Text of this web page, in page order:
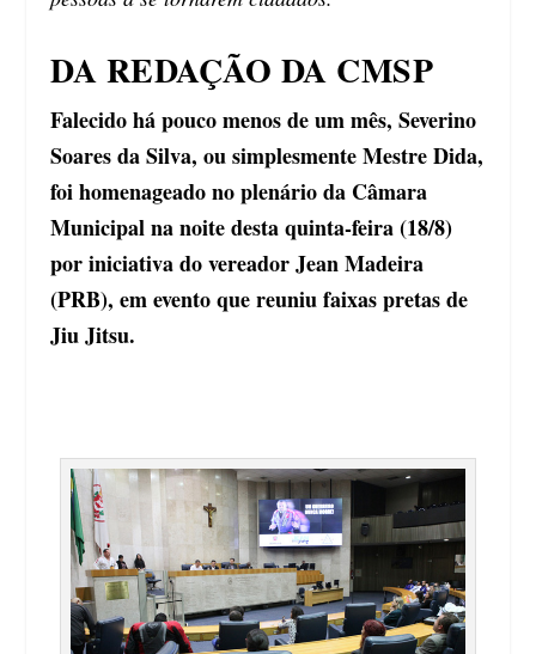
DA REDAÇÃO DA CMSP
Falecido há pouco menos de um mês, Severino
Soares da Silva, ou simplesmente Mestre Dida,
foi homenageado no plenário da Câmara
Municipal na noite desta quinta-feira (18/8)
por iniciativa do vereador Jean Madeira
(PRB), em evento que reuniu faixas pretas de
Jiu Jitsu.